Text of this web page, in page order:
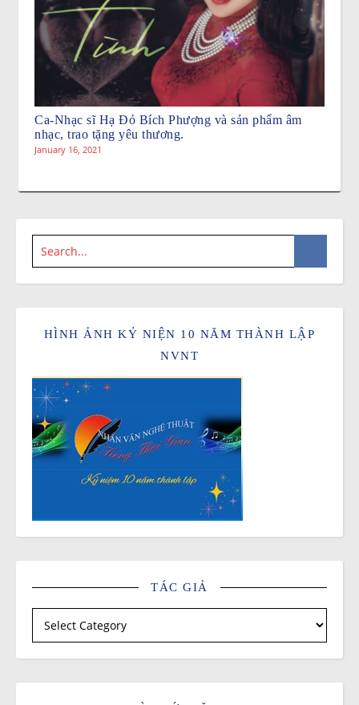
Ca-Nhạc sĩ Hạ Đỏ Bích Phượng và sản phẩm âm
nhạc, trao tặng yêu thương.
January 16, 2021
HÌNH ẢNH KỶ NIỆN 10 NĂM THÀNH LẬP
NVNT
TÁC GIẢ
Tác giả